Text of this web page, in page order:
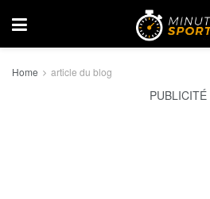
Home article du blog
PUBLICITÉ